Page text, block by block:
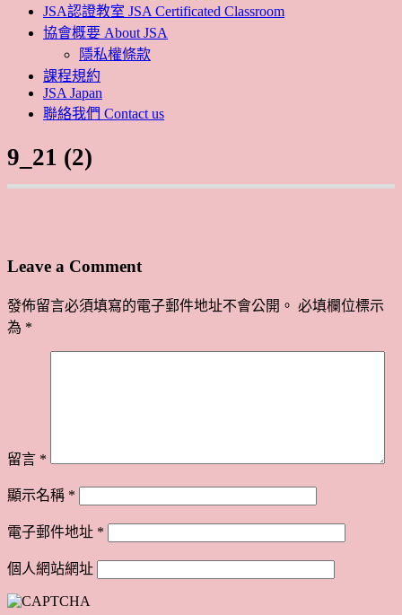
JSA認證教室 JSA Certificated Classroom
協會概要 About JSA
隱私權條款
課程規約
JSA Japan
聯絡我們 Contact us
9_21 (2)
Leave a Comment
發佈留言必須填寫的電子郵件地址不會公開。 必填欄位標示
為 *
留言 *
顯示名稱 *
電子郵件地址 *
個人網站網址